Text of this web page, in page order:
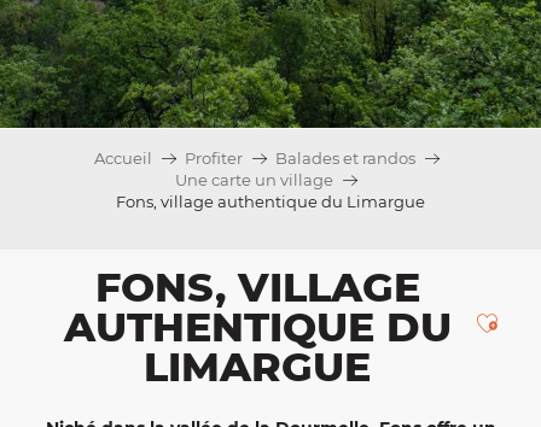
Accueil Profiter
Balades et randos
Une carte un village
Fons, village authentique du Limargue
FONS, VILLAGE
AUTHENTIQUE DU
LIMARGUE